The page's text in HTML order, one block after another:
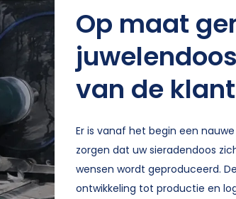
Op maat
van de
Er is vanaf het begin een
zorgen dat uw sieradendoos
wensen wordt geproduceerd.
ontwikkeling tot productie en